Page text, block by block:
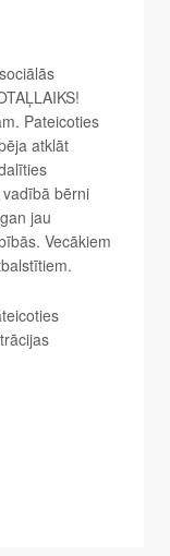
Pateicoties
atklāt
bērni
jau
Vecākiem